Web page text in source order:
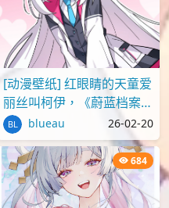
[动漫壁纸] 红眼睛的天童爱
丽丝叫柯伊，《蔚蓝档案》
壁纸图片分享
blueau 26-02-20
684